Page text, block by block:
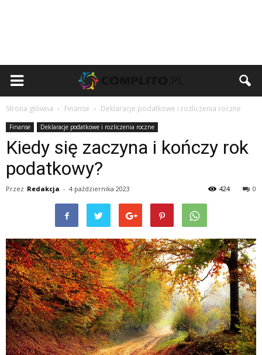
Strona główna Finanse Deklaracje podatkowe i rozliczenia roczne
Finanse Deklaracje podatkowe i rozliczenia roczne
Kiedy się zaczyna i kończy rok
podatkowy?
Przez Redakcja - 4 października 2023 0
424